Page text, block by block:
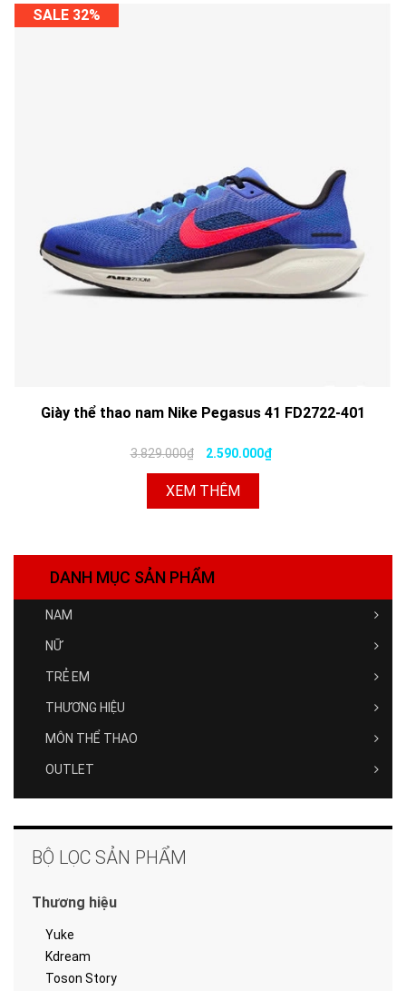
SALE 32%
Giày thể thao nam Nike Pegasus 41 FD2722-401
3.829.000₫ 2.590.000₫
XEM THÊM
DANH MỤC SẢN PHẨM
NAM
NỮ
TRẺ EM
THƯƠNG HIỆU
MÔN THỂ THAO
OUTLET
BỘ LỌC SẢN PHẨM
Thương hiệu
Yuke
Kdream
Toson Story